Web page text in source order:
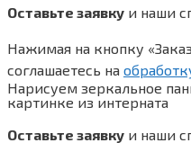
Оставьте заявку и наши
Нажимая на кнопку
соглашаетесь на
Нарисуем зеркальное
картинке из интерната
Оставьте заявку и наши